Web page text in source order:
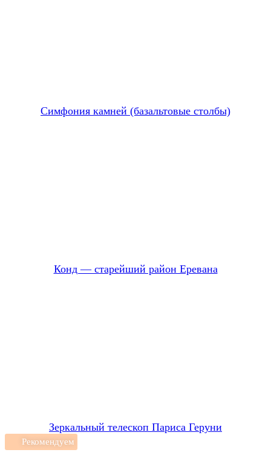
Симфония камней (базальтовые столбы)
Конд — старейший район Еревана
Зеркальный телескоп Париса Геруни
Рекомендуем